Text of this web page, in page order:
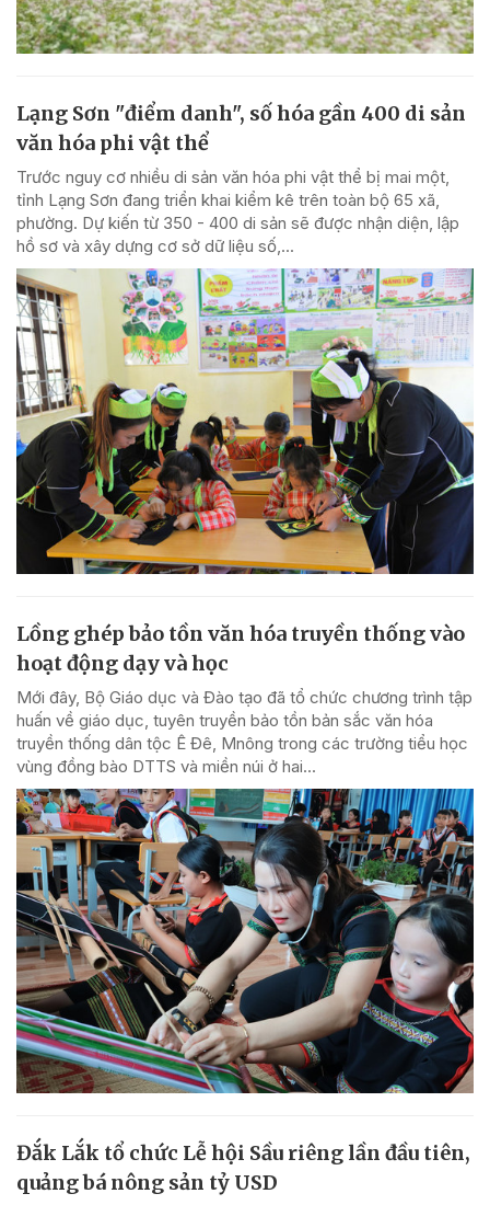
Lạng Sơn "điểm danh", số hóa gần 400 di sản
văn hóa phi vật thể
Trước nguy cơ nhiều di sản văn hóa phi vật thể bị mai một,
tỉnh Lạng Sơn đang triển khai kiểm kê trên toàn bộ 65 xã,
phường. Dự kiến từ 350 - 400 di sản sẽ được nhận diện, lập
hồ sơ và xây dựng cơ sở dữ liệu số,...
Lồng ghép bảo tồn văn hóa truyền thống vào
hoạt động dạy và học
Mới đây, Bộ Giáo dục và Đào tạo đã tổ chức chương trình tập
huấn về giáo dục, tuyên truyền bảo tồn bản sắc văn hóa
truyền thống dân tộc Ê Đê, Mnông trong các trường tiểu học
vùng đồng bào DTTS và miền núi ở hai...
Đắk Lắk tổ chức Lễ hội Sầu riêng lần đầu tiên,
quảng bá nông sản tỷ USD